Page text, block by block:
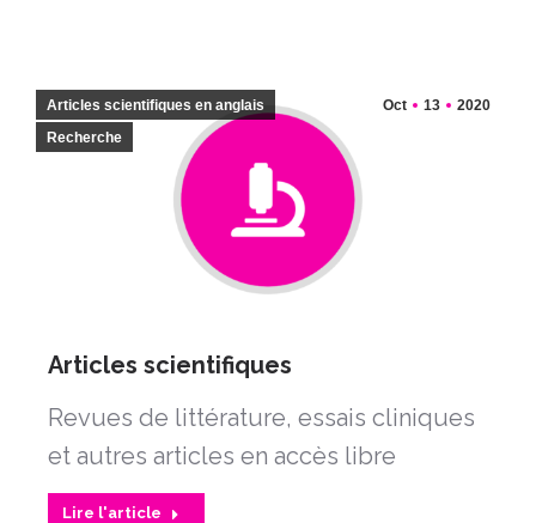
Oct 13 2020
Articles scientifiques en anglais
Recherche
Articles scientifiques
Revues de littérature, essais cliniques
et autres articles en accès libre
Lire l'article